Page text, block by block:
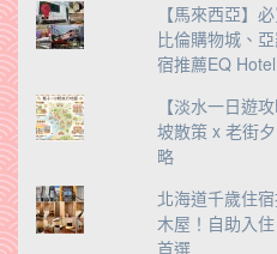
【馬來西亞】
比倫購物城、
宿推薦EQ Hotel
【淡水一日遊
坡散策 x 老街
略
北海道千歲住
木屋！自助入
首選